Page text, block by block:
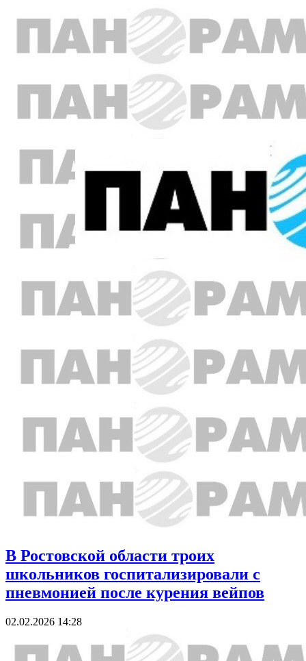
В Ростовской области троих
школьников госпитализировали с
пневмонией после курения вейпов
02.02.2026 14:28